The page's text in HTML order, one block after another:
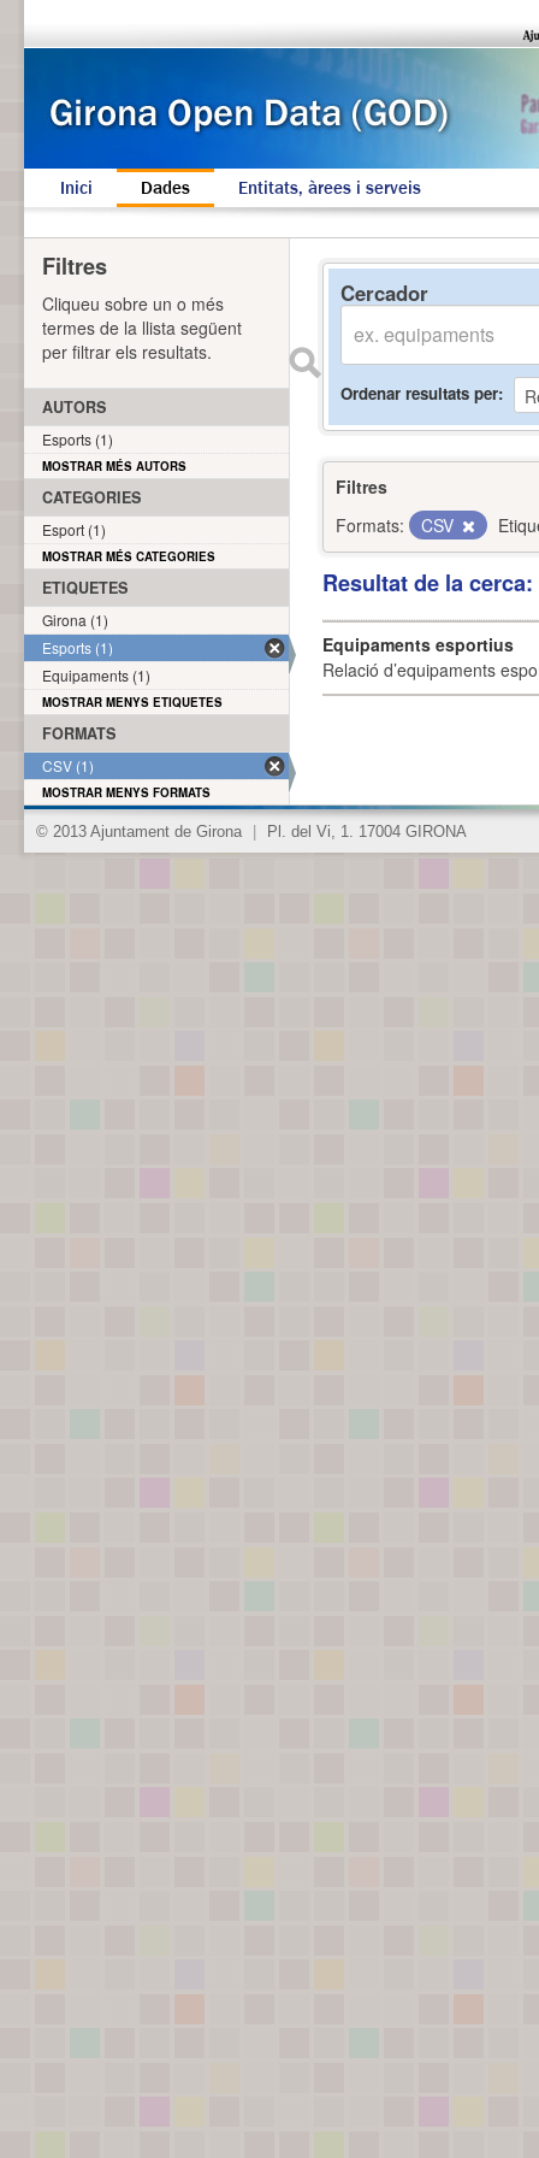
Inici Dades Entitats, àrees i serveis
Cercador
Ordenar resultats per
Filtres
Formats:
CSV
Resultat de la
Equipaments esportius
Relació d’equipaments
Filtres
Cliqueu sobre un o més
termes de la llista següent
per filtrar els resultats.
AUTORS
Esports (1)
MOSTRAR MÉS AUTORS
CATEGORIES
Esport (1)
MOSTRAR MÉS CATEGORIES
ETIQUETES
Girona (1)
Esports (1)
Equipaments (1)
MOSTRAR MENYS ETIQUETES
FORMATS
CSV (1)
MOSTRAR MENYS FORMATS
© 2013 Ajuntament de Girona Pl. del Vi, 1. 17004 GIRONA